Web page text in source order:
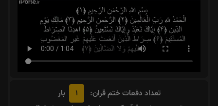
تعداد دفعات ختم قران: 1
بار